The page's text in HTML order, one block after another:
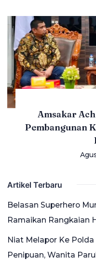
Amsakar
Pembangunan
Artikel Terbaru
Belasan Superhero
Ramaikan Rangkaian
Niat Melapor Ke
Penipuan, Wanita